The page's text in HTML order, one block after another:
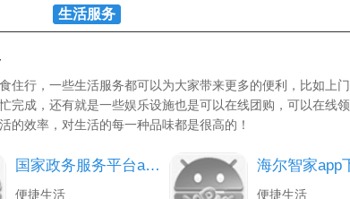
生活服务
住行，一些生活服务都可以为大家带来更多的便利，比如上
完成，还有就是一些娱乐设施也是可以在线团购，可以在线
的效率，对生活的每一种品味都是很高的！
国家政务服务平台app下载安装
便捷生活
便捷生活